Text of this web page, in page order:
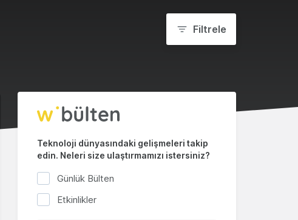
Filtrele
Teknoloji dünyasındaki gelişmeleri takip
edin. Neleri size ulaştırmamızı istersiniz?
Günlük Bülten
Etkinlikler